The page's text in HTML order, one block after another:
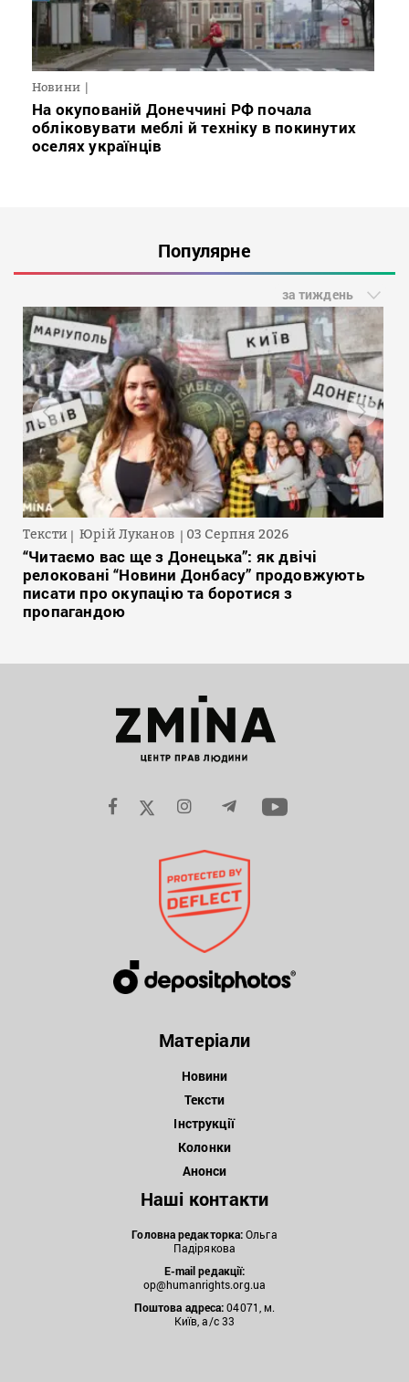
Новини
На окупованій Донеччині РФ почала
обліковувати меблі й техніку в покинутих
оселях українців
Популярне
за тиждень
Тексти Юрій Луканов 03 Серпня 2026
“Читаємо вас ще з Донецька”: як двічі
релоковані “Новини Донбасу” продовжують
писати про окупацію та боротися з
пропагандою
Матеріали
Новини
Тексти
Інструкції
Колонки
Анонси
Наші контакти
Головна редакторка:Ольга
Падірякова
E-mail редакції:
op@humanrights.org.ua
Поштова адреса:04071, м.
Київ, а/с 33